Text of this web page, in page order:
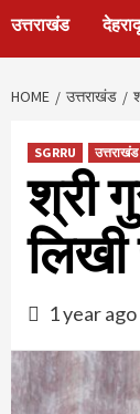
उत्तराखंड
HOME उत्तराखंड
SGRRU उत्तराखंड
श्री
लिखी
1 year ago